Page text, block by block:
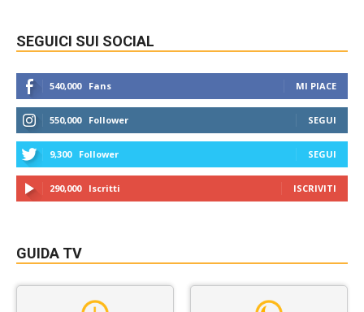
SEGUICI SUI SOCIAL
540,000 Fans MI PIACE
550,000 Follower SEGUI
9,300 Follower SEGUI
290,000 Iscritti ISCRIVITI
GUIDA TV